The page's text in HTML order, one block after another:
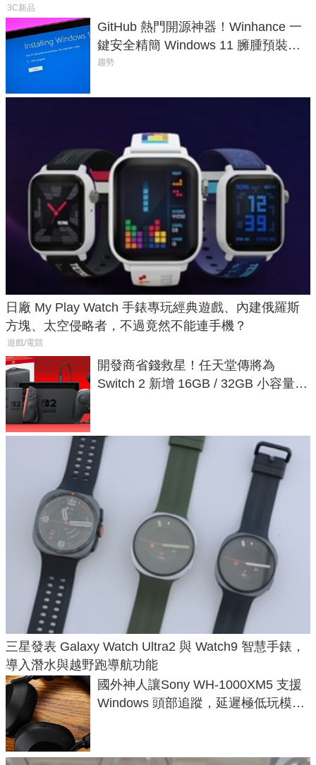
3C新品
GitHub 熱門開源神器！Winhance 一
鍵安全精簡 Windows 11 臃腫預裝軟
體與後台追蹤
趨勢
日廠 My Play Watch 手錶專玩經典遊戲、內建俄羅斯
方塊、太空侵略者，不過竟然不能連手機？
遊戲/電競
開發商省錢救星！任天堂傳將為
Switch 2 新增 16GB / 32GB 小容量遊
三星發表 Galaxy Watch Ultra2 與 Watch9 智慧手錶，
導入潛水與越野跑導航功能
國外神人讓Sony WH-1000XM5 支援
Windows 頭部追蹤，延遲極低玩模擬